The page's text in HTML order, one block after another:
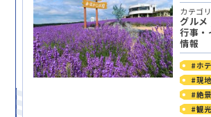
カテゴ
グルメ
行事・
情報
#ホ
#現
#絶景
#観